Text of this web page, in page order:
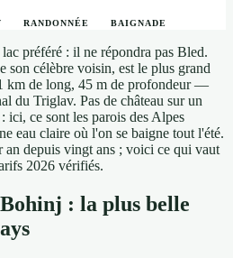
RANDONNÉE BAIGNADE
préféré : il ne répondra pas Bled.
son célèbre voisin, est le plus grand
km de long, 45 m de profondeur —
du Triglav. Pas de château sur un
ici, ce sont les parois des Alpes
eau claire où l'on se baigne tout l'été.
an depuis vingt ans ; voici ce qui vaut
2026 vérifiés.
: la plus belle